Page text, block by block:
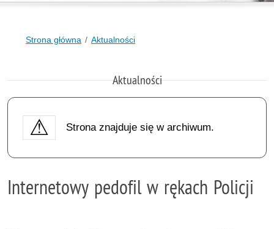
Strona główna Aktualności
Aktualności
Strona znajduje się w archiwum.
Internetowy pedofil w rękach Policji